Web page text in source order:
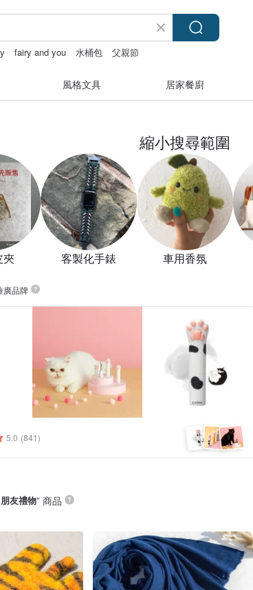
fairy and you 水桶包 父親節
風格文具 居家餐廚
縮小搜尋範圍
夾 客製化手錶 車用香氛
廣品牌
5.0 (841)
友禮物” 商品